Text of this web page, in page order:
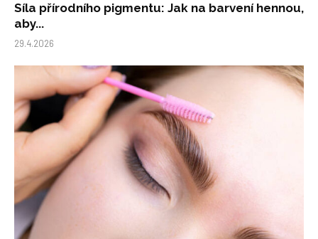
Síla přírodního pigmentu: Jak na barvení hennou,
aby...
29.4.2026